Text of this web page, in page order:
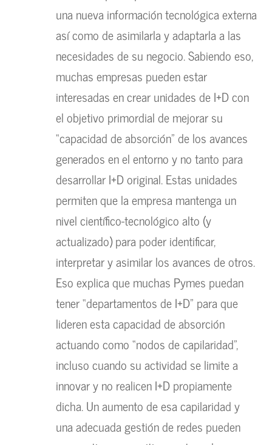
una nueva información tecnológica externa
así como de asimilarla y adaptarla a las
necesidades de su negocio. Sabiendo eso,
muchas empresas pueden estar
interesadas en crear unidades de I+D con
el objetivo primordial de mejorar su
“capacidad de absorción” de los avances
generados en el entorno y no tanto para
desarrollar I+D original. Estas unidades
permiten que la empresa mantenga un
nivel científico-tecnológico alto (y
actualizado) para poder identificar,
interpretar y asimilar los avances de otros.
Eso explica que muchas Pymes puedan
tener “departamentos de I+D” para que
lideren esta capacidad de absorción
actuando como “nodos de capilaridad”,
incluso cuando su actividad se limite a
innovar y no realicen I+D propiamente
dicha. Un aumento de esa capilaridad y
una adecuada gestión de redes pueden